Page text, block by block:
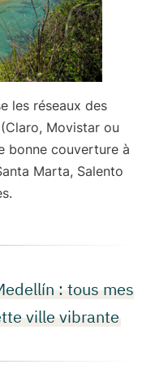
les réseaux des
Movistar ou
bonne couverture à
Marta, Salento
: tous mes
ville vibrante